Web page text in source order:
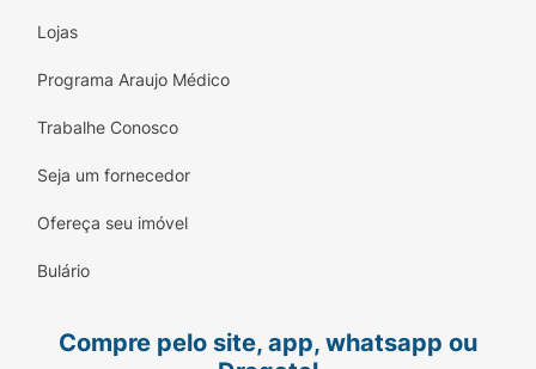
Lojas
Programa Araujo Médico
Trabalhe Conosco
Seja um fornecedor
Ofereça seu imóvel
Bulário
Compre pelo site, app, whatsapp ou